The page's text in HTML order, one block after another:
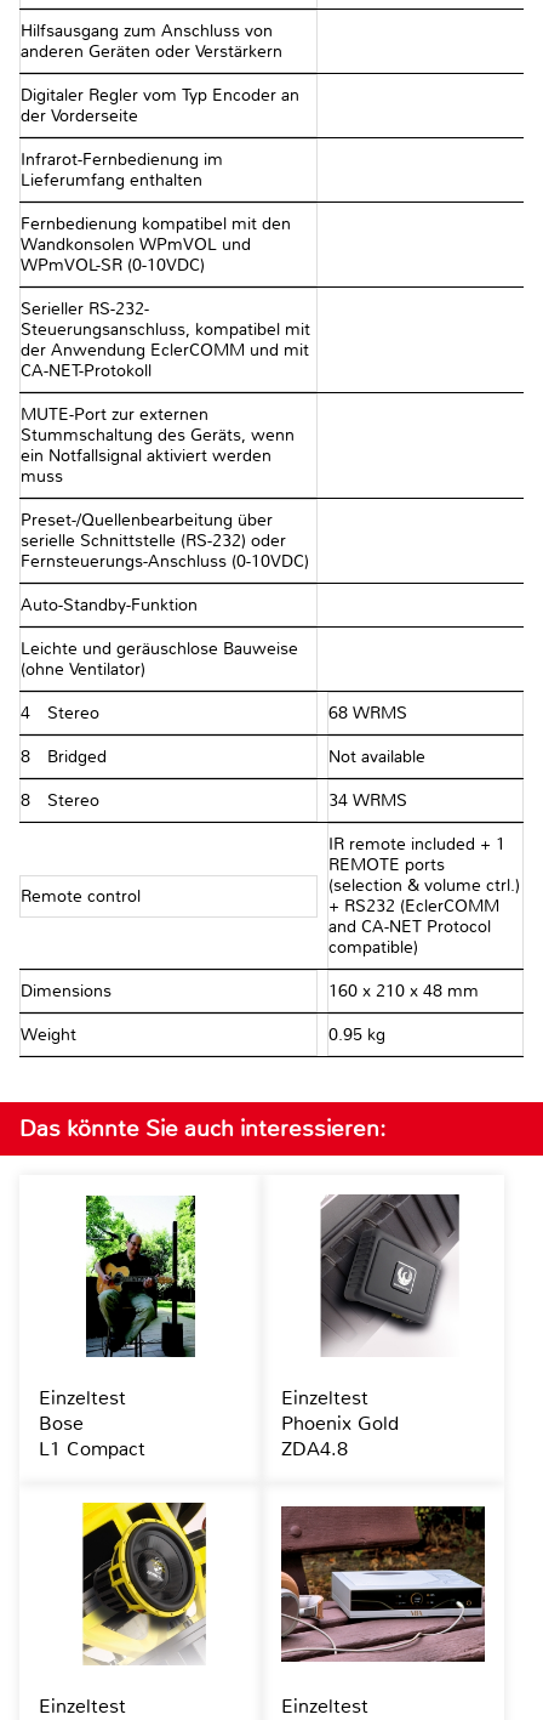
Hilfsausgang zum Anschluss von
anderen Geräten oder Verstärkern
Digitaler Regler vom Typ Encoder an
der Vorderseite
Infrarot-Fernbedienung im
Lieferumfang enthalten
Fernbedienung kompatibel mit den
Wandkonsolen WPmVOL und
WPmVOL-SR (0-10VDC)
Serieller RS-232-
Steuerungsanschluss, kompatibel mit
der Anwendung EclerCOMM und mit
CA-NET-Protokoll
MUTE-Port zur externen
Stummschaltung des Geräts, wenn
ein Notfallsignal aktiviert werden
muss
Preset-/Quellenbearbeitung über
serielle Schnittstelle (RS-232) oder
Fernsteuerungs-Anschluss (0-10VDC)
Auto-Standby-Funktion
Leichte und geräuschlose Bauweise
(ohne Ventilator)
4Ω Stereo 68 WRMS
8Ω Bridged Not available
8Ω Stereo 34 WRMS
Remote control
IR remote included + 1
REMOTE ports
(selection & volume ctrl.)
+ RS232 (EclerCOMM
and CA-NET Protocol
compatible)
Dimensions 160 x 210 x 48 mm
Weight 0.95 kg
Das könnte Sie auch interessieren:
Einzeltest
Bose
L1 Compact
Einzeltest
Phoenix Gold
ZDA4.8
Einzeltest
Einzeltest